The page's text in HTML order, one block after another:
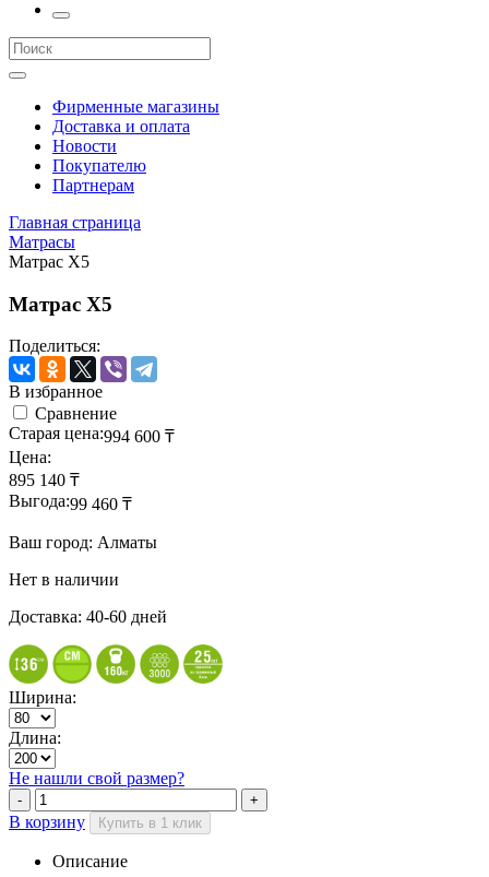
Фирменные магазины
Доставка и оплата
Новости
Покупателю
Партнерам
Главная страница
Матрасы
Матрас X5
Матрас X5
Поделиться:
В избранное
Сравнение
Старая цена:994 600 ₸
Цена:
895 140 ₸
Выгода:99 460 ₸
Ваш город: Алматы
Нет в наличии
Доставка: 40-60 дней
Ширина:
Длина:
Не нашли свой размер?
В корзину Купить в 1 клик
Описание